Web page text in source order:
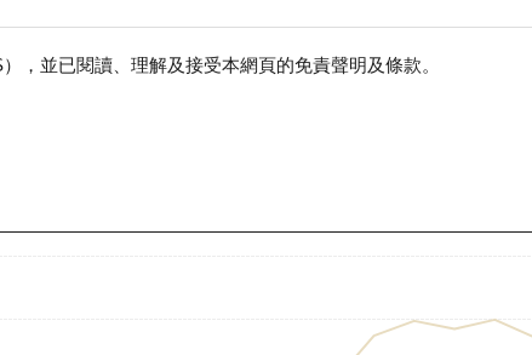
，並已閱讀、理解及接受本網頁的免責聲明及條款。